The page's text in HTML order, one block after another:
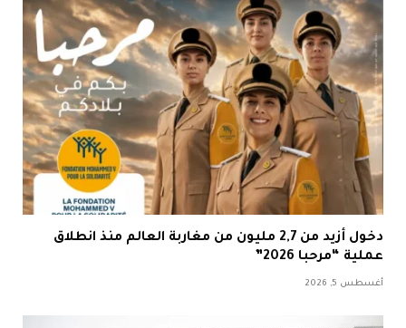
دخول أزيد من 2,7 مليون من مغاربة العالم منذ انطلاق
عملية “مرحبا 2026”
أغسطس 5, 2026